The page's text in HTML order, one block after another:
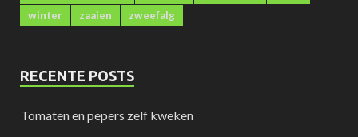
winter
zaaien zweefalg
RECENTE POSTS
Tomaten en pepers zelf kweken